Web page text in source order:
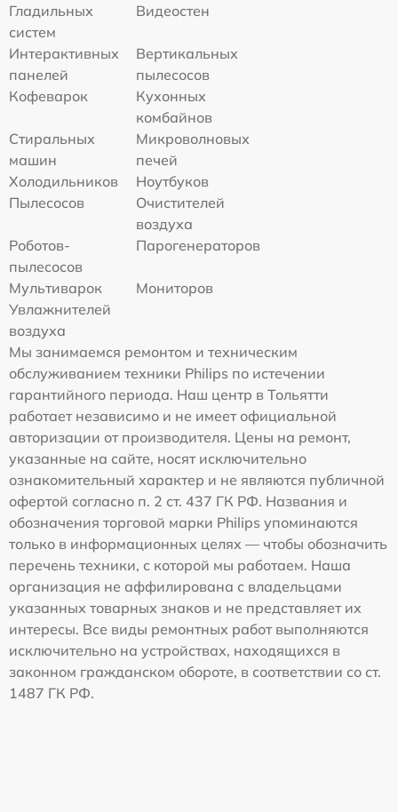
Гладильных
систем
Видеостен
Интерактивных
панелей
Вертикальных
пылесосов
Кофеварок
Кухонных
комбайнов
Стиральных
машин
Микроволновых
печей
Холодильников
Ноутбуков
Пылесосов
Очистителей
воздуха
Роботов-
пылесосов
Парогенераторов
Мультиварок
Мониторов
Увлажнителей
воздуха
Мы занимаемся ремонтом и техническим
обслуживанием техники Philips по истечении
гарантийного периода. Наш центр в Тольятти
работает независимо и не имеет официальной
авторизации от производителя. Цены на ремонт,
указанные на сайте, носят исключительно
ознакомительный характер и не являются публичной
офертой согласно п. 2 ст. 437 ГК РФ. Названия и
обозначения торговой марки Philips упоминаются
только в информационных целях — чтобы обозначить
перечень техники, с которой мы работаем. Наша
организация не аффилирована с владельцами
указанных товарных знаков и не представляет их
интересы. Все виды ремонтных работ выполняются
исключительно на устройствах, находящихся в
законном гражданском обороте, в соответствии со ст.
1487 ГК РФ.